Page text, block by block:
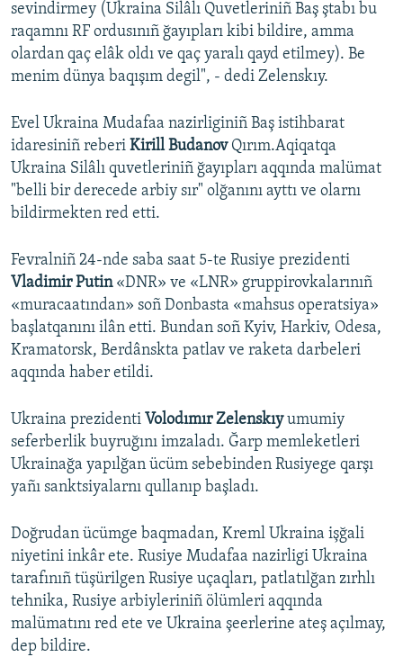
sevindirmey (Ukraina Silâlı Quvetleriniñ Baş ştabı bu
raqamnı RF ordusınıñ ğayıpları kibi bildire, amma
olardan qaç elâk oldı ve qaç yaralı qayd etilmey). Be
menim dünya baqışım degil", - dedi Zelenskıy.
Evel Ukraina Mudafaa nazirliginiñ Baş istihbarat
idaresiniñ reberi Kirill BudanovQırım.Aqiqatqa
Ukraina Silâlı quvetleriniñ ğayıpları aqqında malümat
"belli bir derecede arbiy sır" olğanını ayttı ve olarnı
bildirmekten red etti.
Fevralniñ 24-nde saba saat 5-te Rusiye prezidenti
Vladimir Putin«DNR» ve «LNR» gruppirovkalarınıñ
«muracaatından» soñ Donbasta «mahsus operatsiya»
başlatqanını ilân etti. Bundan soñ Kyiv, Harkiv, Odesa,
Kramatorsk, Berdânskta patlav ve raketa darbeleri
aqqında haber etildi.
Ukraina prezidenti Volodımır Zelenskıyumumiy
seferberlik buyruğını imzaladı. Ğarp memleketleri
Ukrainağa yapılğan ücüm sebebinden Rusiyege qarşı
yañı sanktsiyalarnı qullanıp başladı.
Doğrudan ücümge baqmadan, Kreml Ukraina işğali
niyetini inkâr ete. Rusiye Mudafaa nazirligi Ukraina
tarafınıñ tüşürilgen Rusiye uçaqları, patlatılğan zırhlı
tehnika, Rusiye arbiyleriniñ ölümleri aqqında
malümatını red ete ve Ukraina şeerlerine ateş açılmay,
dep bildire.